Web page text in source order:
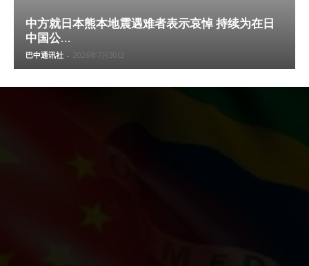
中方就日本熊本地震遇难者表示哀悼 持续为在日
中国公...
巴中通讯社 - 2026年7月30日